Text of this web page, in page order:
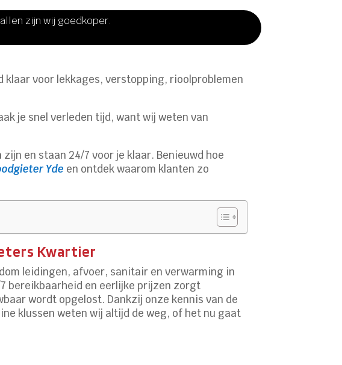
zijn wij goedkoper.
voor lekkages, verstopping, rioolproblemen
je snel verleden tijd, want wij weten van
en staan 24/7 voor je klaar. Benieuwd hoe
Yde en ontdek waarom klanten zo
Kwartier
leidingen, afvoer, sanitair en verwarming in
bereikbaarheid en eerlijke prijzen zorgt
wordt opgelost. Dankzij onze kennis van de
klussen weten wij altijd de weg, of het nu gaat